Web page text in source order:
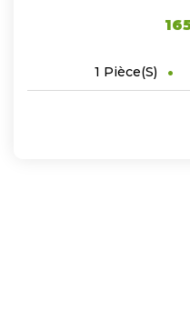
1 Pièce(s)